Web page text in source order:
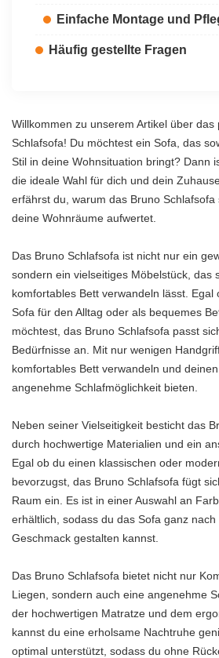
Einfache Montage und
Häufig gestellte Fragen
Willkommen zu unserem Artikel über das
Schlafsofa! Du möchtest ein Sofa, das
Stil in deine Wohnsituation bringt? Dann
die ideale Wahl für dich und dein
erfährst du, warum das Bruno
deine Wohnräume aufwertet.
Das Bruno Schlafsofa ist nicht nur ein
sondern ein vielseitiges Möbelstück, das
komfortables Bett verwandeln lässt. Egal
Sofa für den Alltag oder als bequemes
möchtest, das Bruno Schlafsofa passt
Bedürfnisse an. Mit nur wenigen
komfortables Bett verwandeln und
angenehme Schlafmöglichkeit bieten.
Neben seiner Vielseitigkeit besticht das
durch hochwertige Materialien und ein
Egal ob du einen klassischen oder
bevorzugst, das Bruno Schlafsofa fügt
Raum ein. Es ist in einer Auswahl an
erhältlich, sodass du das Sofa ganz
Geschmack gestalten kannst.
Das Bruno Schlafsofa bietet nicht nur
Liegen, sondern auch eine angenehme
der hochwertigen Matratze und dem
kannst du eine erholsame Nachtruhe
optimal unterstützt, sodass du ohne